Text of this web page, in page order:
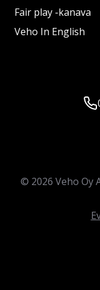
Fair play -kanava
Veho In English
© 2026 Veho Oy